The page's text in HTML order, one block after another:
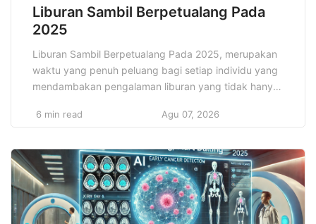
Liburan Sambil Berpetualang Pada
2025
Liburan Sambil Berpetualang Pada 2025, merupakan
waktu yang penuh peluang bagi setiap individu yang
mendambakan pengalaman liburan yang tidak hanya
petualangan. Seiring dengan semakin populernya
petualangan telah menjadi salah satu pilihan utama
bagi para pelancong yang ingin merasakan sensasi
baru di luar rutinitas sehari-hari. […]
6 min read Agu 07, 2026